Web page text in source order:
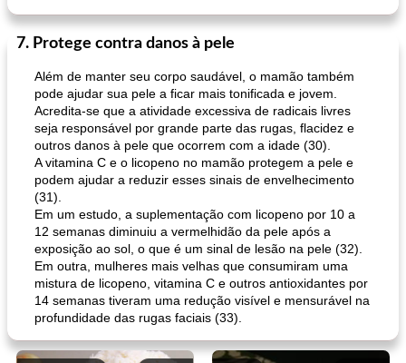
7. Protege contra danos à pele
Além de manter seu corpo saudável, o mamão também
pode ajudar sua pele a ficar mais tonificada e jovem.
Acredita-se que a atividade excessiva de radicais livres
seja responsável por grande parte das rugas, flacidez e
outros danos à pele que ocorrem com a idade (30).
A vitamina C e o licopeno no mamão protegem a pele e
podem ajudar a reduzir esses sinais de envelhecimento
(31).
Em um estudo, a suplementação com licopeno por 10 a
12 semanas diminuiu a vermelhidão da pele após a
exposição ao sol, o que é um sinal de lesão na pele (32).
Em outra, mulheres mais velhas que consumiram uma
mistura de licopeno, vitamina C e outros antioxidantes por
14 semanas tiveram uma redução visível e mensurável na
profundidade das rugas faciais (33).